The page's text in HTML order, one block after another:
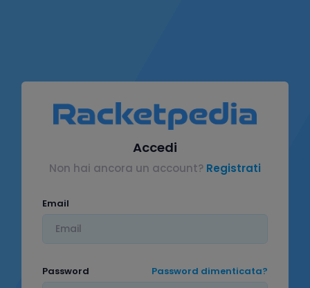
Accedi
Non hai ancora un account? Registrati
Email
Password Password dimenticata?